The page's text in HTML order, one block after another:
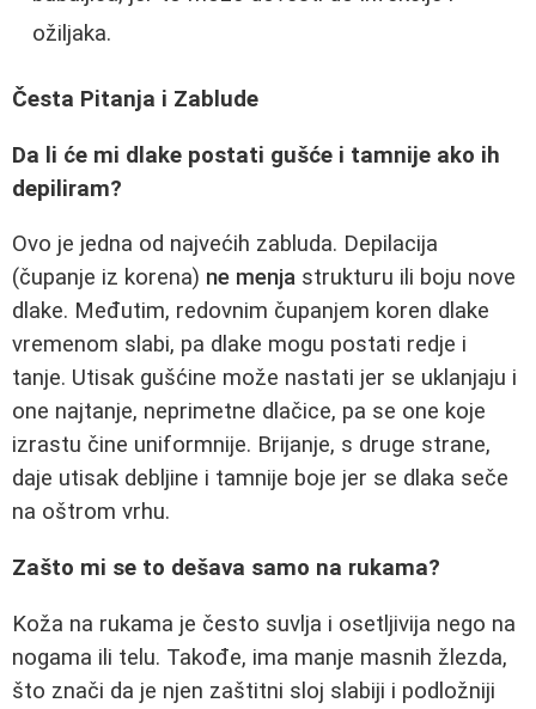
ožiljaka.
Česta Pitanja i Zablude
Da li će mi dlake postati gušće i tamnije ako ih
depiliram?
Ovo je jedna od najvećih zabluda. Depilacija
(čupanje iz korena) ne menja strukturu ili boju nove
dlake. Međutim, redovnim čupanjem koren dlake
vremenom slabi, pa dlake mogu postati redje i
tanje. Utisak gušćine može nastati jer se uklanjaju i
one najtanje, neprimetne dlačice, pa se one koje
izrastu čine uniformnije. Brijanje, s druge strane,
daje utisak debljine i tamnije boje jer se dlaka seče
na oštrom vrhu.
Zašto mi se to dešava samo na rukama?
Koža na rukama je često suvlja i osetljivija nego na
nogama ili telu. Takođe, ima manje masnih žlezda,
što znači da je njen zaštitni sloj slabiji i podložniji